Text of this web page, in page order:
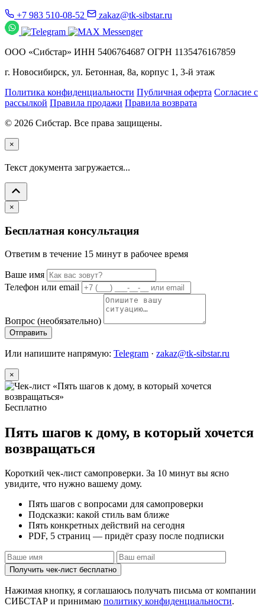
+7 983 510-08-52 zakaz@tk-sibstar.ru
ООО «Сибстар» ИНН 5406764687 ОГРН 1135476167859
г. Новосибирск, ул. Бетонная, 8а, корпус 1, 3-й этаж
Политика конфиденциальности Публичная оферта Согласие с
рассылкой Правила продажи Правила возврата
© 2026 Сибстар. Все права защищены.
×
Текст документа загружается...
×
Бесплатная консультация
Ответим в течение 15 минут в рабочее время
Ваше имя
Телефон или email
Вопрос (необязательно)
Отправить
Или напишите напрямую: Telegram · zakaz@tk-sibstar.ru
×
Бесплатно
Пять шагов к дому, в который хочется
возвращаться
Короткий чек-лист самопроверки. За 10 минут вы ясно
увидите, что нужно вашему дому.
Пять шагов с вопросами для самопроверки
Подсказки: какой стиль вам ближе
Пять конкретных действий на сегодня
PDF, 5 страниц — придёт сразу после подписки
Получить чек-лист бесплатно
Нажимая кнопку, я соглашаюсь получать письма от компании
СИБСТАР и принимаю политику конфиденциальности.